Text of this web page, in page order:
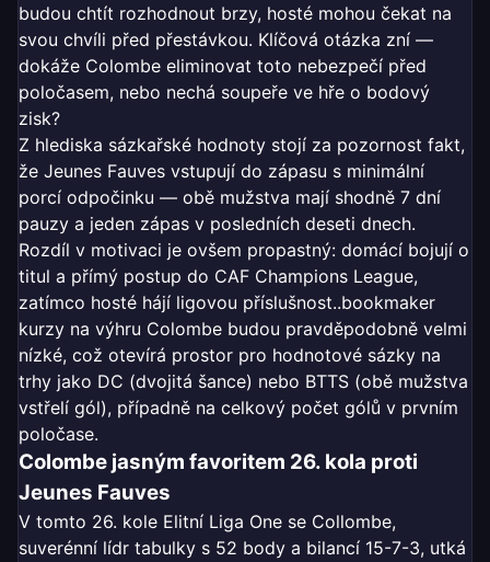
budou chtít rozhodnout brzy, hosté mohou čekat na
svou chvíli před přestávkou. Klíčová otázka zní —
dokáže Colombe eliminovat toto nebezpečí před
poločasem, nebo nechá soupeře ve hře o bodový
zisk?
Z hlediska sázkařské hodnoty stojí za pozornost fakt,
že Jeunes Fauves vstupují do zápasu s minimální
porcí odpočinku — obě mužstva mají shodně 7 dní
pauzy a jeden zápas v posledních deseti dnech.
Rozdíl v motivaci je ovšem propastný: domácí bojují o
titul a přímý postup do CAF Champions League,
zatímco hosté hájí ligovou příslušnost..bookmaker
kurzy na výhru Colombe budou pravděpodobně velmi
nízké, což otevírá prostor pro hodnotové sázky na
trhy jako DC (dvojitá šance) nebo BTTS (obě mužstva
vstřelí gól), případně na celkový počet gólů v prvním
poločase.
Colombe jasným favoritem 26. kola proti
Jeunes Fauves
V tomto 26. kole Elitní Liga One se Collombe,
suverénní lídr tabulky s 52 body a bilancí 15-7-3, utká